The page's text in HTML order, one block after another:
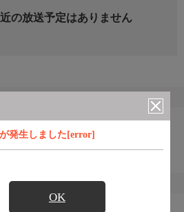
発生しました[error]
OK
の放送予定はありません
番組